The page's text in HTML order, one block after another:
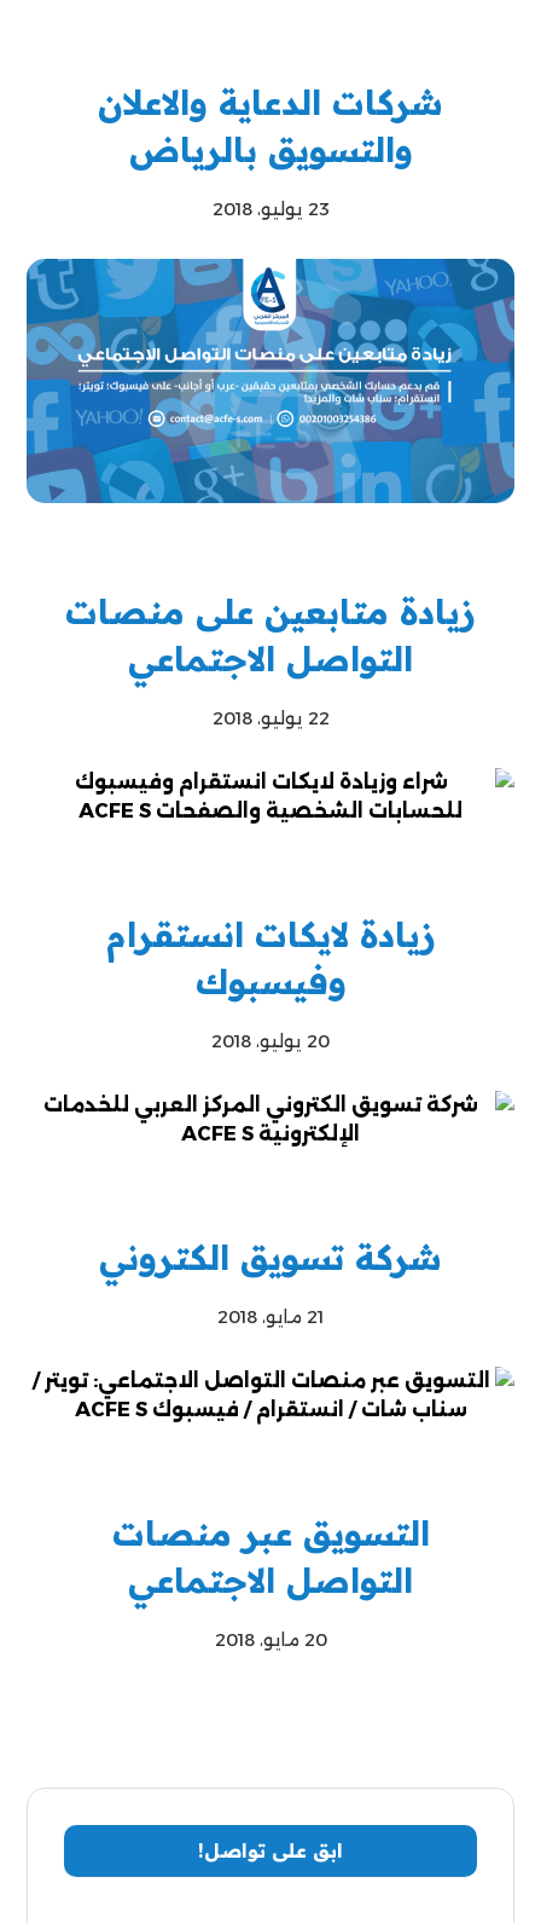
شركات الدعاية والاعلان
والتسويق بالرياض
23 يوليو، 2018
زيادة متابعين على منصات
التواصل الاجتماعي
22 يوليو، 2018
زيادة لايكات انستقرام
وفيسبوك
20 يوليو، 2018
شركة تسويق الكتروني
21 مايو، 2018
التسويق عبر منصات
التواصل الاجتماعي
20 مايو، 2018
ابق على تواصل!